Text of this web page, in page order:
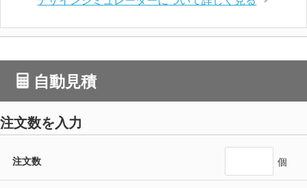
自動見積
注文数を入力
注文数 個